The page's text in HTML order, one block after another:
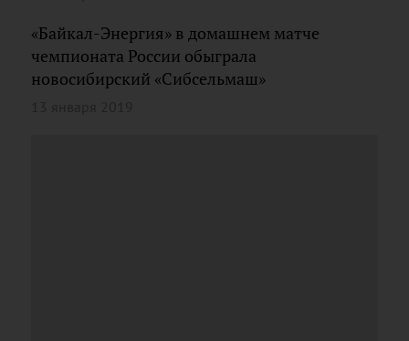
«Байкал-Энергия» в домашнем матче
чемпионата России обыграла
новосибирский «Сибсельмаш»